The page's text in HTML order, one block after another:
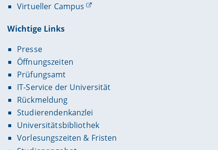
Virtueller Campus
Wichtige Links
Presse
Öffnungszeiten
Prüfungsamt
IT-Service der Universität
Rückmeldung
Studierendenkanzlei
Universitätsbibliothek
Vorlesungszeiten & Fristen